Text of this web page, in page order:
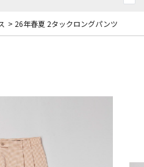
> 26年春夏 2タックロングパンツ